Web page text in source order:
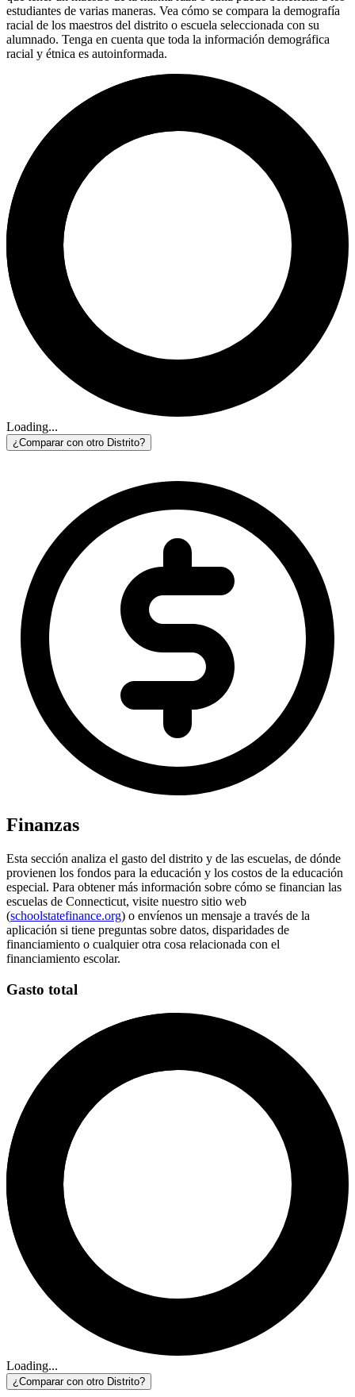
estudiantes de varias maneras. Vea cómo se compara la demografía
racial de los maestros del distrito o escuela seleccionada con su
alumnado. Tenga en cuenta que toda la información demográfica
racial y étnica es autoinformada.
Loading...
¿Comparar con otro Distrito?
Finanzas
Esta sección analiza el gasto del distrito y de las escuelas, de dónde
provienen los fondos para la educación y los costos de la educación
especial. Para obtener más información sobre cómo se financian las
escuelas de Connecticut, visite nuestro sitio web
(schoolstatefinance.org) o envíenos un mensaje a través de la
aplicación si tiene preguntas sobre datos, disparidades de
financiamiento o cualquier otra cosa relacionada con el
financiamiento escolar.
Gasto total
Loading...
¿Comparar con otro Distrito?